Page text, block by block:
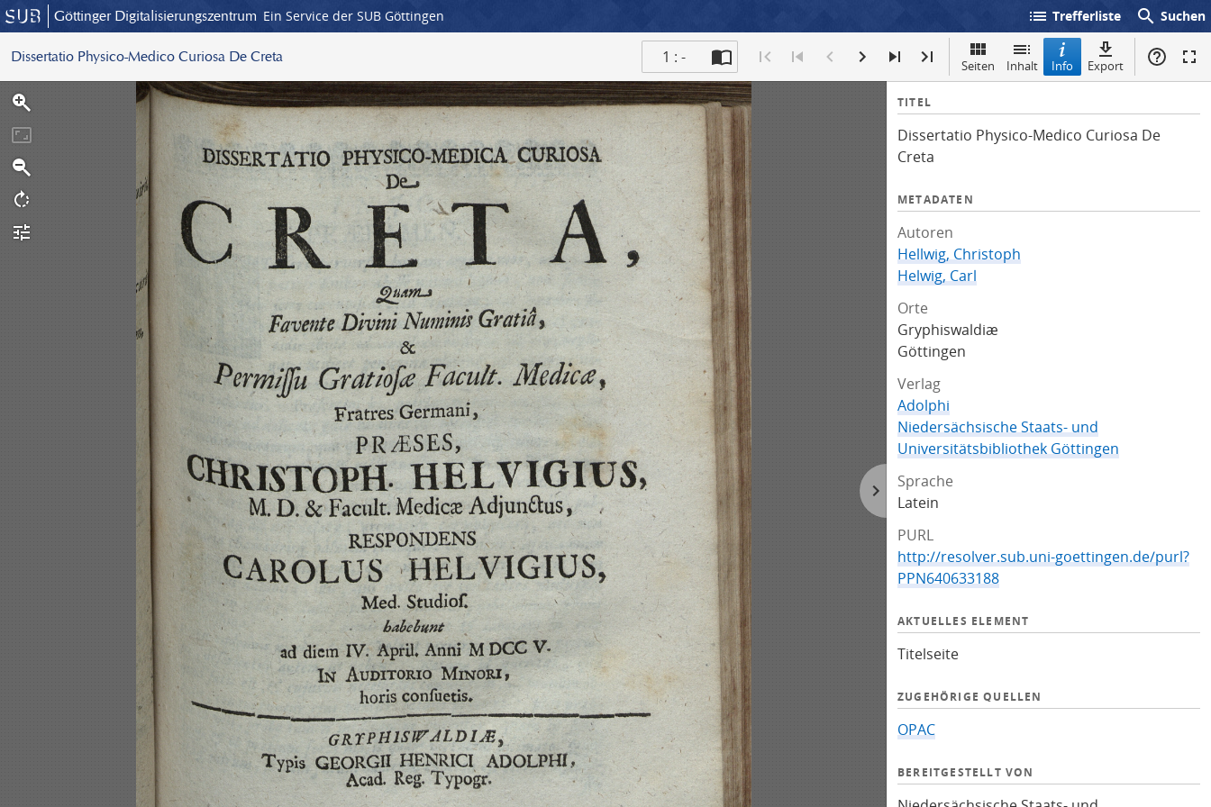
Göttinger Digitalisierungszentrum Ein Service der SUB Göttingen list Trefferliste search Suchen
Dissertatio Physico-Medico Curiosa De Creta 1 : - Seiten Inhalt Info Export
I
f
o
TITEL
Dissertatio Physico-Medico Curiosa De
Creta
METADATEN
Autoren
Hellwig, Christoph
Helwig, Carl
Orte
Gryphiswaldiæ
Göttingen
Verlag
Adolphi
Niedersächsische Staats- und
Universitätsbibliothek Göttingen
Sprache
Latein
PURL
http://resolver.sub.uni-goettingen.de/purl?
PPN640633188
AKTUELLES ELEMENT
Titelseite
ZUGEHÖRIGE QUELLEN
OPAC
BEREITGESTELLT VON